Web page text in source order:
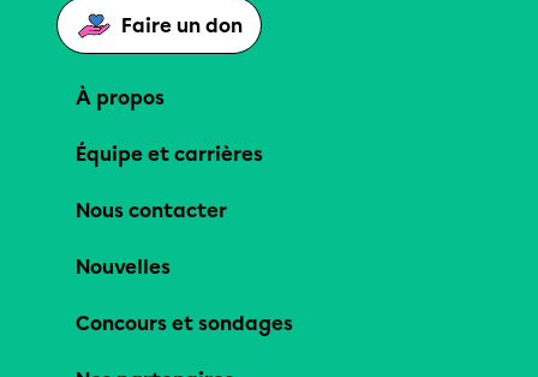
Faire un don
À propos
Équipe et carrières
Nous contacter
Nouvelles
Concours et sondages